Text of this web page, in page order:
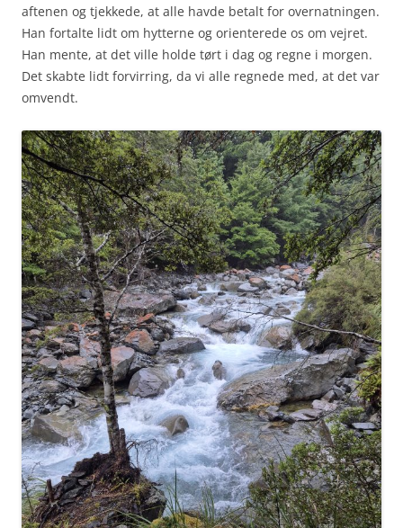
aftenen og tjekkede, at alle havde betalt for overnatningen.
Han fortalte lidt om hytterne og orienterede os om vejret.
Han mente, at det ville holde tørt i dag og regne i morgen.
Det skabte lidt forvirring, da vi alle regnede med, at det var
omvendt.